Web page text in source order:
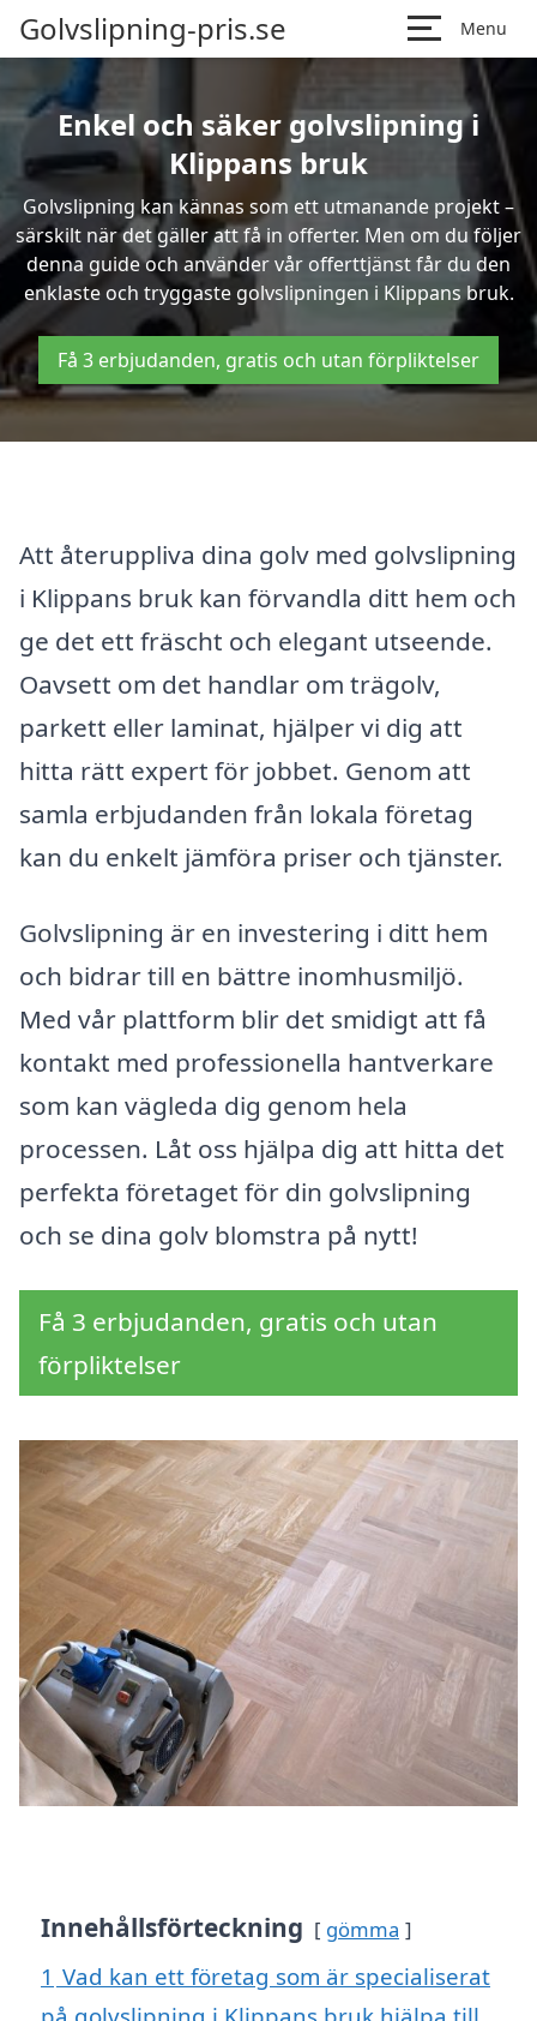
Golvslipning-pris.se Menu
Enkel och säker golvslipning i
Klippans bruk
Golvslipning kan kännas som ett utmanande projekt –
särskilt när det gäller att få in offerter. Men om du följer
denna guide och använder vår offerttjänst får du den
enklaste och tryggaste golvslipningen i Klippans bruk.
Få 3 erbjudanden, gratis och utan förpliktelser
Att återuppliva dina golv med golvslipning
i Klippans bruk kan förvandla ditt hem och
ge det ett fräscht och elegant utseende.
Oavsett om det handlar om trägolv,
parkett eller laminat, hjälper vi dig att
hitta rätt expert för jobbet. Genom att
samla erbjudanden från lokala företag
kan du enkelt jämföra priser och tjänster.
Golvslipning är en investering i ditt hem
och bidrar till en bättre inomhusmiljö.
Med vår plattform blir det smidigt att få
kontakt med professionella hantverkare
som kan vägleda dig genom hela
processen. Låt oss hjälpa dig att hitta det
perfekta företaget för din golvslipning
och se dina golv blomstra på nytt!
Få 3 erbjudanden, gratis och utan
förpliktelser
Innehållsförteckning gömma
1 Vad kan ett företag som är specialiserat